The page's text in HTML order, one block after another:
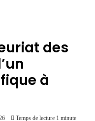
des
à
Temps de lecture 1 minute